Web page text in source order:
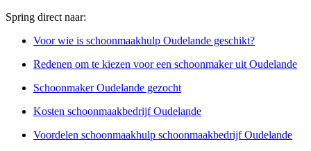
Spring direct naar:
Voor wie is schoonmaakhulp Oudelande geschikt?
Redenen om te kiezen voor een schoonmaker uit Oudelande
Schoonmaker Oudelande gezocht
Kosten schoonmaakbedrijf Oudelande
Voordelen schoonmaakhulp schoonmaakbedrijf Oudelande